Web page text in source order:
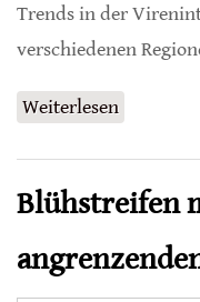
Trends in der
verschiedenen
Weiterlesen
Blühstreifen